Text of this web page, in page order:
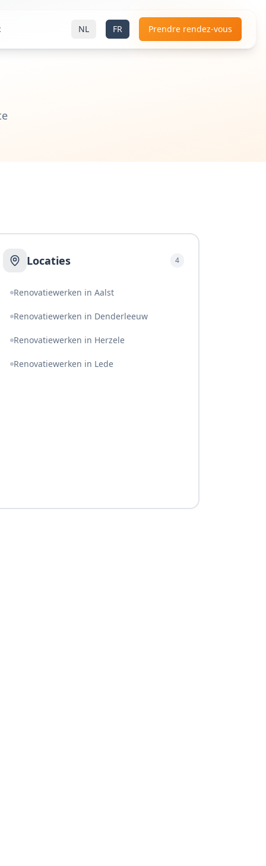
NL FR
Prendre rendez-vous
Locaties 4
Renovatiewerken in Aalst
Renovatiewerken in Denderleeuw
Renovatiewerken in Herzele
Renovatiewerken in Lede